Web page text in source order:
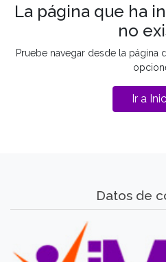
La página que ha
no
Pruebe navegar desde la
Ir a
Datos de